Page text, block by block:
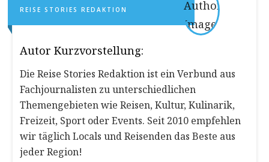
REISE STORIES REDAKTION
Autor Kurzvorstellung:
Die Reise Stories Redaktion ist ein Verbund aus
Fachjournalisten zu unterschiedlichen
Themengebieten wie Reisen, Kultur, Kulinarik,
Freizeit, Sport oder Events. Seit 2010 empfehlen
wir täglich Locals und Reisenden das Beste aus
jeder Region!